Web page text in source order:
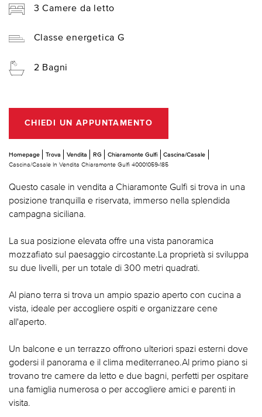
3 Camere da letto
Classe energetica G
2 Bagni
CHIEDI UN APPUNTAMENTO
Homepage Trova Vendita RG Chiaramonte Gulfi
Cascina/Casale
Cascina/Casale In Vendita Chiaramonte Gulfi 40001059-185
Questo casale in vendita a Chiaramonte Gulfi si trova in una
posizione tranquilla e riservata, immerso nella splendida
campagna siciliana.
La sua posizione elevata offre una vista panoramica
mozzafiato sul paesaggio circostante.La proprietà si sviluppa
su due livelli, per un totale di 300 metri quadrati.
Al piano terra si trova un ampio spazio aperto con cucina a
vista, ideale per accogliere ospiti e organizzare cene
all'aperto.
Un balcone e un terrazzo offrono ulteriori spazi esterni dove
godersi il panorama e il clima mediterraneo.Al primo piano si
trovano tre camere da letto e due bagni, perfetti per ospitare
una famiglia numerosa o per accogliere amici e parenti in
visita.